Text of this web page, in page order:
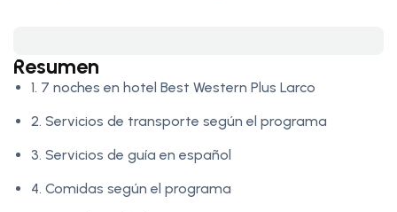
Resumen
1. 7 noches en hotel Best Western Plus Larco
2. Servicios de transporte según el programa
3. Servicios de guía en español
4. Comidas según el programa